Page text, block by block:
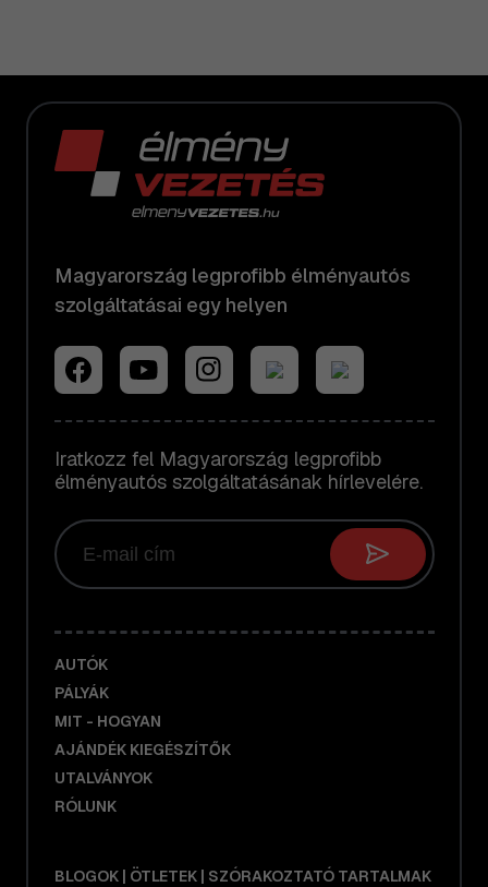
Magyarország legprofibb élményautós
szolgáltatásai egy helyen
Iratkozz fel Magyarország legprofibb
élményautós szolgáltatásának hírlevelére.
AUTÓK
PÁLYÁK
MIT - HOGYAN
AJÁNDÉK KIEGÉSZÍTŐK
UTALVÁNYOK
RÓLUNK
BLOGOK | ÖTLETEK | SZÓRAKOZTATÓ TARTALMAK